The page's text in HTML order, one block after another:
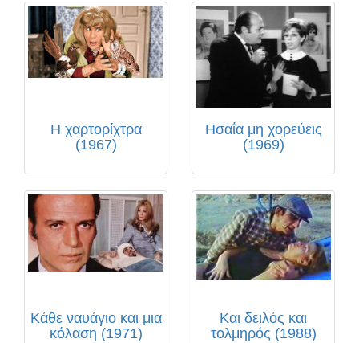
Η χαρτορίχτρα
(1967)
Ησαΐα μη χορεύεις
(1969)
Κάθε ναυάγιο και μια
κόλαση (1971)
Και δειλός και
τολμηρός (1988)